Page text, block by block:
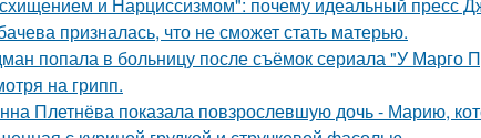
призналась, что не сможет стать матерью.
попала в больницу после съёмок сериала "У Марго
на грипп.
Плетнёва показала повзрослевшую дочь - Марию,